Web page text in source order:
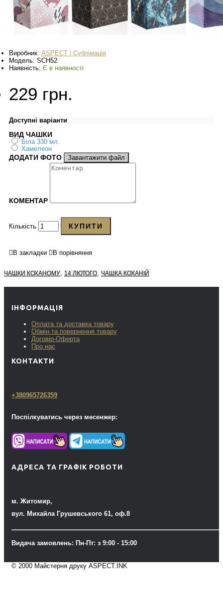
Виробник: ASPECT | Сублімація
Модель: SCH52
Наявність: Є в наявності
229 грн.
Доступні варіанти
ВИД ЧАШКИ
Біла 330 мл.
Хамелеон
ДОДАТИ ФОТО Завантажити файл
КОМЕНТАР
Кількість КУПИТИ
В закладки В порівняння
ЧАШКИ КОХАНОМУ, 14 ЛЮТОГО, ЧАШКА КОХАНІЙ
ІНФОРМАЦІЯ
Оплата та доставка товару
Обмін та повернення товару
Договір-Оферта
Про нас
КОНТАКТИ
+380965726359
Поспілкуватись через месенжер:
АДРЕСА ТА ГРАФІК РОБОТИ
м. Житомир,
вул. Михайла Грушевського 61, оф.8
Видача замовлень: Пн-Пт: з 9:00 - 15:00
© 2000 Майстерня друку ASPECT.INK